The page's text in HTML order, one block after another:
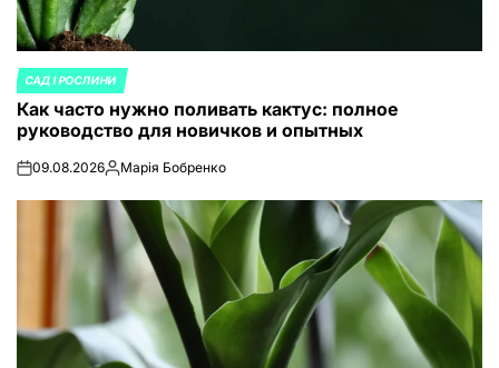
ОПУБЛИКОВАНО
В
САД І РОСЛИНИ
Как часто нужно поливать кактус: полное
руководство для новичков и опытных
on09.08.2026Запись
Марія Бобренко